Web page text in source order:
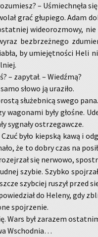
– Uśmiech­nę­ła
grać głu­pie­go. Adam
wi­de­oro­zmo­wy,
bez­brzeż­ne­go
by umie­jęt­no­ści Heli
– za­py­tał. – Wiedź­mą?
słowo ją ura­zi­ło.
słu­żeb­ni­cą swego
wa­go­na­mi były gło­śne.
sy­gna­ły ostrze­gaw­cze.
było kiep­ską kawą i
że to dobry czas na
się ner­wo­wo,
szy­bie. Szyb­ko
szyb­ciej ru­szył przed
do He­le­ny, gdy
spoj­rze­nie.
Wars był za­ra­zem
Wschod­nia…